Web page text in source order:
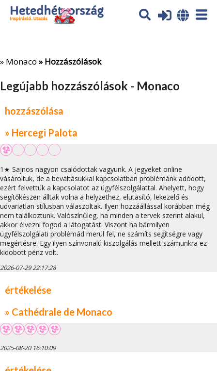
Az oldal sütiket (cookies) használ. További tájékoztatás itt:
Adatvédelmi tájékoztató
» Monaco » Hozzászólások
Legújabb hozzászólások - Monaco
hozzászólása
» Hercegi Palota
1★ Sajnos nagyon csalódottak vagyunk. A jegyeket online
vásároltuk, de a beváltásukkal kapcsolatban problémánk adódott,
ezért felvettük a kapcsolatot az ügyfélszolgálattal. Ahelyett, hogy
segítőkészen álltak volna a helyzethez, elutasító, lekezelő és
udvariatlan stílusban válaszoltak. Ilyen hozzáállással korábban még
nem találkoztunk. Valószínűleg, ha minden a tervek szerint alakul,
akkor élvezni fogod a látogatást. Viszont ha bármilyen
ügyfélszolgálati problémád merül fel, ne számíts segítségre vagy
megértésre. Egy ilyen színvonalú kiszolgálás mellett számunkra ez
kidobott pénz volt.
2026-07-29 22:17:28
értékelése
» Cathédrale de Monaco
2025-08-20 16:10:09